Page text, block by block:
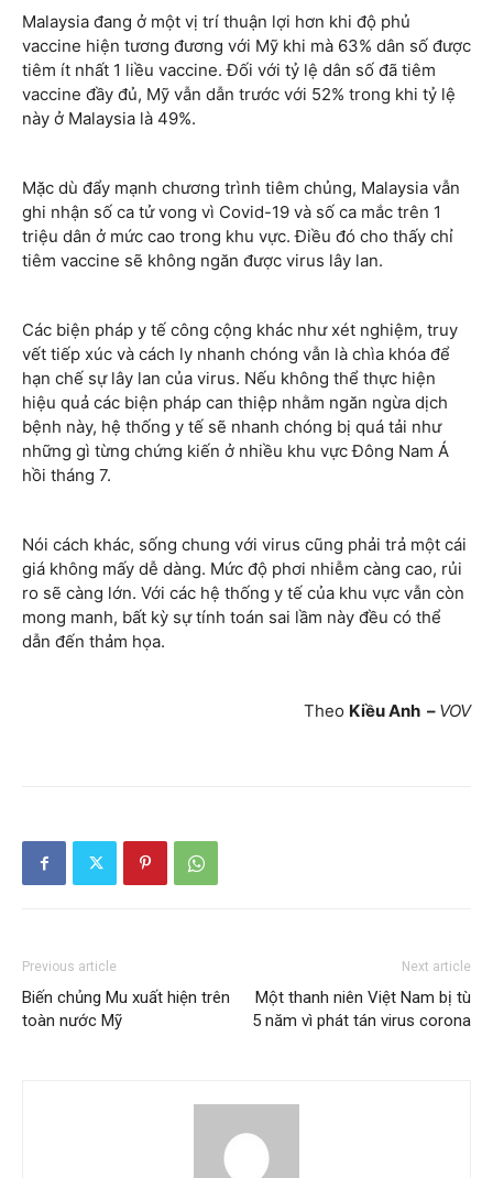
Malaysia đang ở một vị trí thuận lợi hơn khi độ phủ
vaccine hiện tương đương với Mỹ khi mà 63% dân số được
tiêm ít nhất 1 liều vaccine. Đối với tỷ lệ dân số đã tiêm
vaccine đầy đủ, Mỹ vẫn dẫn trước với 52% trong khi tỷ lệ
này ở Malaysia là 49%.
Mặc dù đẩy mạnh chương trình tiêm chủng, Malaysia vẫn
ghi nhận số ca tử vong vì Covid-19 và số ca mắc trên 1
triệu dân ở mức cao trong khu vực. Điều đó cho thấy chỉ
tiêm vaccine sẽ không ngăn được virus lây lan.
Các biện pháp y tế công cộng khác như xét nghiệm, truy
vết tiếp xúc và cách ly nhanh chóng vẫn là chìa khóa để
hạn chế sự lây lan của virus. Nếu không thể thực hiện
hiệu quả các biện pháp can thiệp nhằm ngăn ngừa dịch
bệnh này, hệ thống y tế sẽ nhanh chóng bị quá tải như
những gì từng chứng kiến ở nhiều khu vực Đông Nam Á
hồi tháng 7.
Nói cách khác, sống chung với virus cũng phải trả một cái
giá không mấy dễ dàng. Mức độ phơi nhiễm càng cao, rủi
ro sẽ càng lớn. Với các hệ thống y tế của khu vực vẫn còn
mong manh, bất kỳ sự tính toán sai lầm này đều có thể
dẫn đến thảm họa.
Theo Kiều Anh – VOV
Previous article
Biến chủng Mu xuất hiện trên
toàn nước Mỹ
Next article
Một thanh niên Việt Nam bị tù
5 năm vì phát tán virus corona